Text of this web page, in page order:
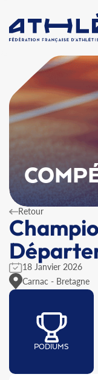
Retour
18 Janvier 2026
Carnac - Bretagne
PODIUMS